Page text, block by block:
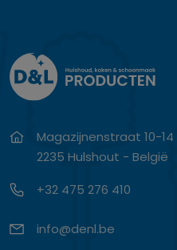
Magazijnenstraat 10-14
2235 Hulshout - België
+32 475 276 410
info@denl.be